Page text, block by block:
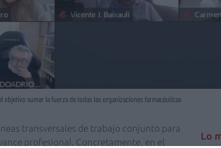
objetivo sumar la fuerza de todas las organizaciones farmacéuticas
transversales de trabajo conjunto para
profesional. Concretamente, en el
Lo